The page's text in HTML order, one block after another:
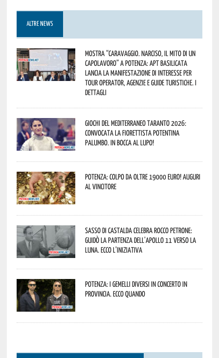
ALTRE NEWS
Mostra “Caravaggio. Narciso, il mito di un
capolavoro” a Potenza: APT Basilicata
lancia la manifestazione di interesse per
Tour Operator, Agenzie e Guide Turistiche. I
dettagli
Giochi del Mediterraneo Taranto 2026:
convocata la fiorettista potentina
Palumbo. In bocca al lupo!
Potenza: colpo da oltre 19000 Euro! Auguri
al vincitore
Sasso di Castalda celebra Rocco Petrone:
guidò la partenza dell’Apollo 11 verso la
Luna. Ecco l’iniziativa
Potenza: i Gemelli DiVersi in concerto in
provincia. Ecco quando